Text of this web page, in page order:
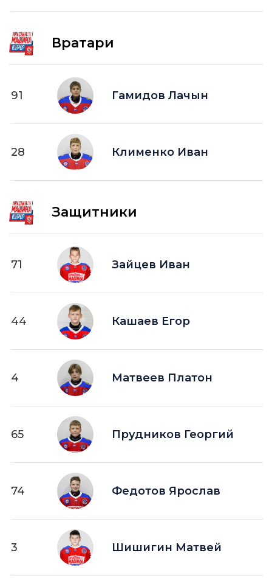
игрока на площадке
-2 —
игроков на площад
шайба забитая в большинстве на одного
игрока на площадке
+2 — шайба забитая в большинстве на двух
шайба забитая в пустые ворота
Вратари
91 Гамидов Лачын
28 Клименко Иван
Защитники
71 Зайцев Иван
44 Кашаев Егор
4 Матвеев Платон
65 Прудников Георгий
74 Федотов Ярослав
3 Шишигин Матвей